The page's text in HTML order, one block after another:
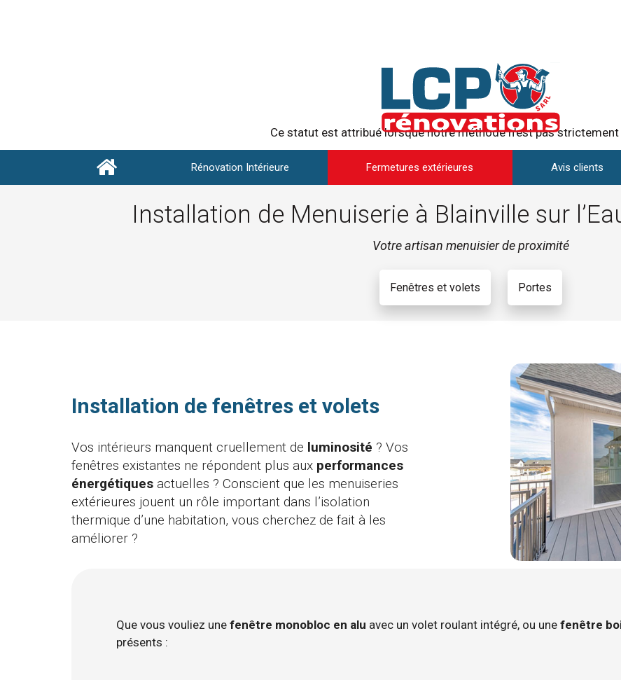
Ce statut est attribué lorsque notre méthode n'est pas
Rénovation Intérieure Fermetures extérieures Avis clients
Installation de Menuiserie à Blainville sur
Votre artisan menuisier de proximité
Fenêtres et volets Portes
Installation de fenêtres et volets
Vos intérieurs manquent cruellement de luminosité ? Vos
fenêtres existantes ne répondent plus aux performances
énergétiques actuelles ? Conscient que les menuiseries
extérieures jouent un rôle important dans l’isolation
thermique d’une habitation, vous cherchez de fait à les
améliorer ?
Que vous vouliez une fenêtre monobloc en alu avec un volet roulant intégré, ou une fenêtre
présents :